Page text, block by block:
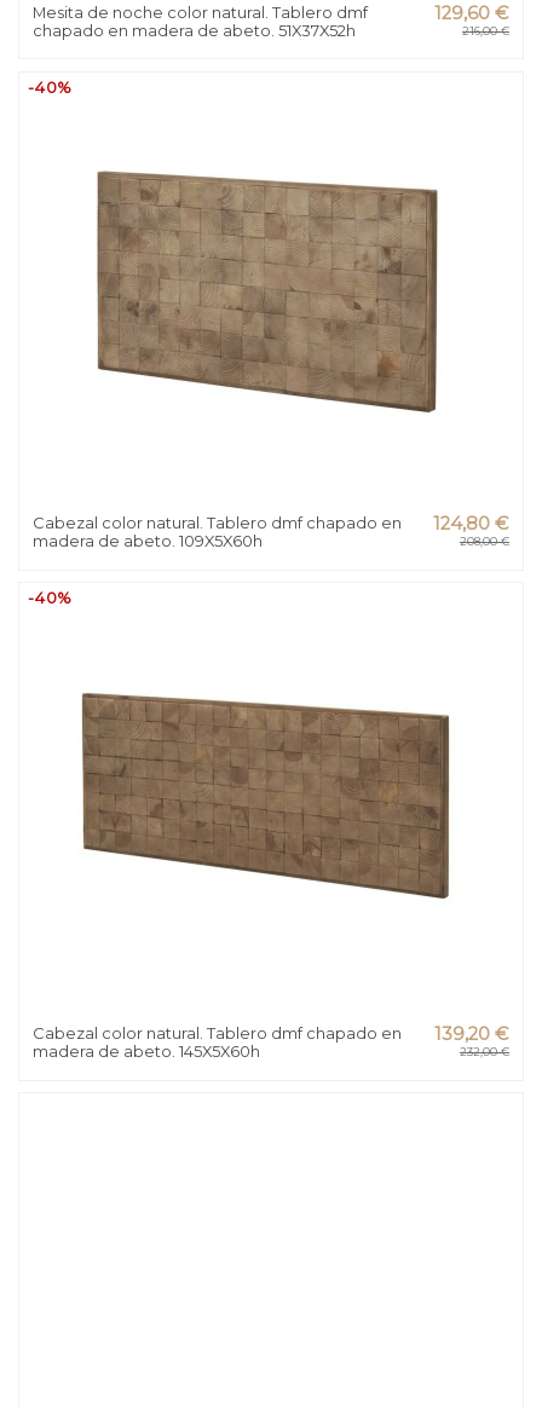
Mesita de noche color natural. Tablero dmf
chapado en madera de abeto. 51X37X52h
129,60 €
216,00 €
-40%
Cabezal color natural. Tablero dmf chapado en
madera de abeto. 109X5X60h
124,80 €
208,00 €
-40%
Cabezal color natural. Tablero dmf chapado en
madera de abeto. 145X5X60h
139,20 €
232,00 €